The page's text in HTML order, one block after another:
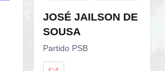
JOSÉ JAILSON DE
SOUSA
Partido PSB